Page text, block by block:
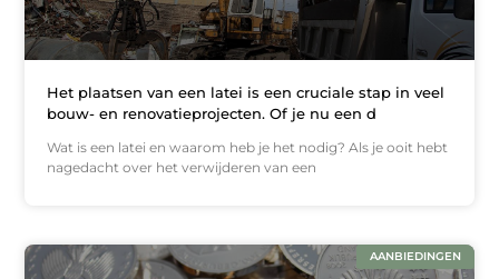
Het plaatsen van een latei is een cruciale stap in veel
bouw- en renovatieprojecten. Of je nu een d
Wat is een latei en waarom heb je het nodig? Als je ooit hebt
nagedacht over het verwijderen van een
AANBIEDINGEN